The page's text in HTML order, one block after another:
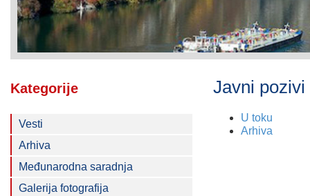
Kategorije
Vesti
Arhiva
Međunarodna saradnja
Galerija fotografija
Javni pozivi
U toku
Arhiva